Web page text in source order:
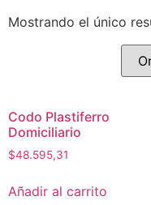
Mostrando el único
Codo Plastiferro
Domiciliario
$48.595,31
Añadir al carrito